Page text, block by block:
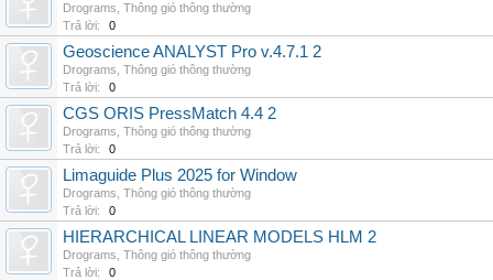
Drograms Thông gió thông thường
Trả lời:
0
Geoscience ANALYST Pro v.4.7.1 2
Drograms Thông gió thông thường
Trả lời:
0
CGS ORIS PressMatch 4.4 2
Drograms Thông gió thông thường
Trả lời:
0
Limaguide Plus 2025 for Window
Drograms Thông gió thông thường
Trả lời:
0
HIERARCHICAL LINEAR MODELS HLM 2
Drograms Thông gió thông thường
Trả lời:
0